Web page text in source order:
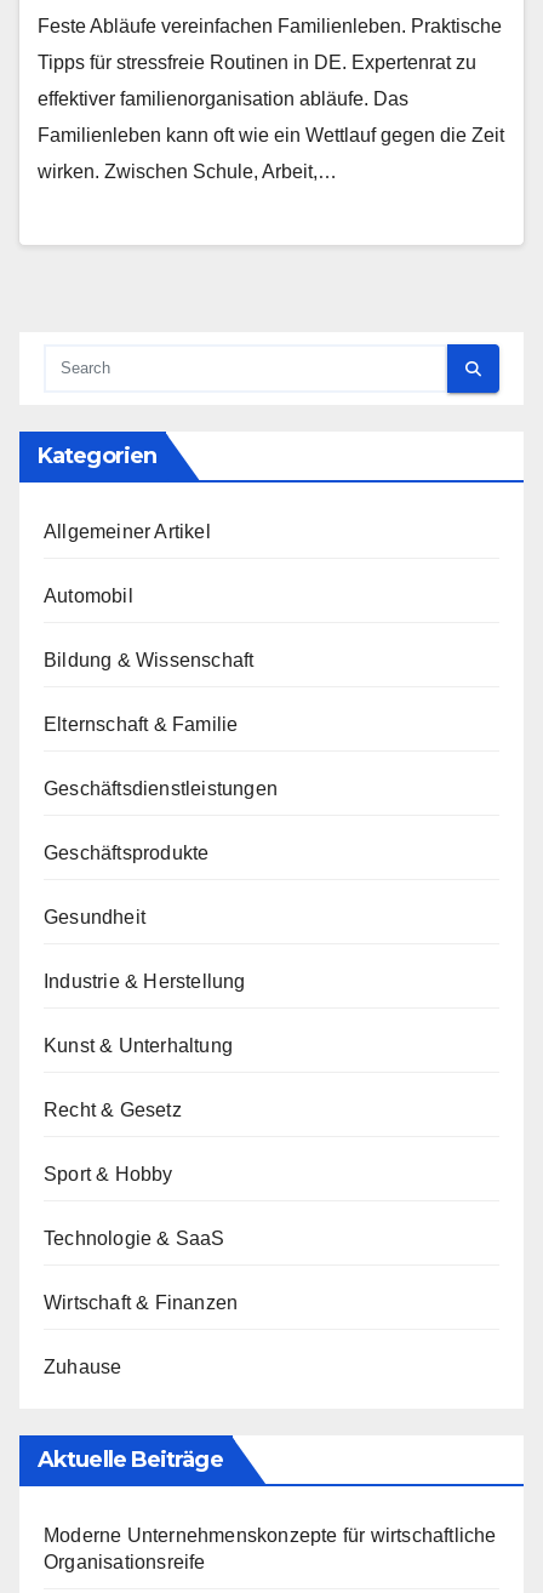
Feste Abläufe vereinfachen Familienleben. Praktische
Tipps für stressfreie Routinen in DE. Expertenrat zu
effektiver familienorganisation abläufe. Das
Familienleben kann oft wie ein Wettlauf gegen die Zeit
wirken. Zwischen Schule, Arbeit,…
Kategorien
Allgemeiner Artikel
Automobil
Bildung & Wissenschaft
Elternschaft & Familie
Geschäftsdienstleistungen
Geschäftsprodukte
Gesundheit
Industrie & Herstellung
Kunst & Unterhaltung
Recht & Gesetz
Sport & Hobby
Technologie & SaaS
Wirtschaft & Finanzen
Zuhause
Aktuelle Beiträge
Moderne Unternehmenskonzepte für wirtschaftliche
Organisationsreife